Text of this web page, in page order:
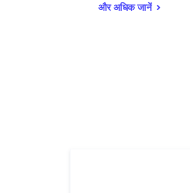
और अधिक जानें